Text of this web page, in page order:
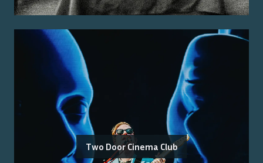
Two Door Cinema Club